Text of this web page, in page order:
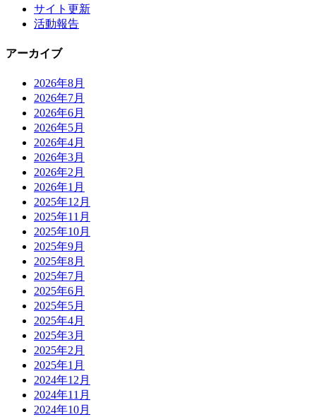
サイト更新
活動報告
アーカイブ
2026年8月
2026年7月
2026年6月
2026年5月
2026年4月
2026年3月
2026年2月
2026年1月
2025年12月
2025年11月
2025年10月
2025年9月
2025年8月
2025年7月
2025年6月
2025年5月
2025年4月
2025年3月
2025年2月
2025年1月
2024年12月
2024年11月
2024年10月